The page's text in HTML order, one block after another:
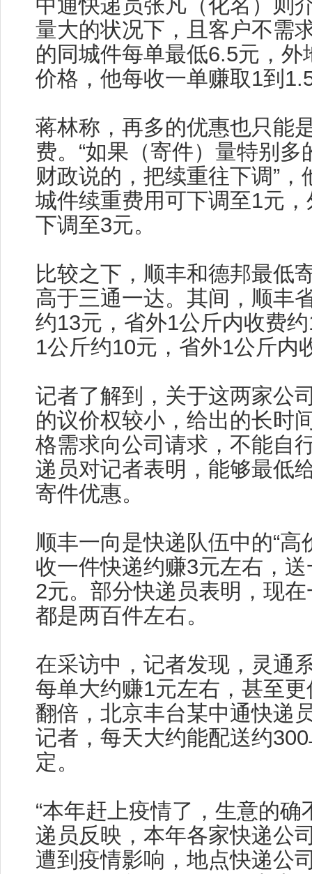
中通快递员张凡（化名）则
量大的状况下，且客户不需
的同城件每单最低6.5元，外
价格，他每收一单赚取1到
蒋林称，再多的优惠也只能
费。“如果（寄件）量特别多
财政说的，把续重往下调”，
城件续重费用可下调至1元
下调至3元。
比较之下，顺丰和德邦最低
高于三通一达。其间，顺丰
约13元，省外1公斤内收费
1公斤约10元，省外1公斤内
记者了解到，关于这两家公
的议价权较小，给出的长时
格需求向公司请求，不能自
递员对记者表明，能够最低
寄件优惠。
顺丰一向是快递队伍中的“高
收一件快递约赚3元左右，
2元。部分快递员表明，现
都是两百件左右。
在采访中，记者发现，灵通
每单大约赚1元左右，甚至
翻倍，北京丰台某中通快递
记者，每天大约能配送约
定。
“本年赶上疫情了，生意的确
递员反映，本年各家快递公
遭到疫情影响，地点快递公